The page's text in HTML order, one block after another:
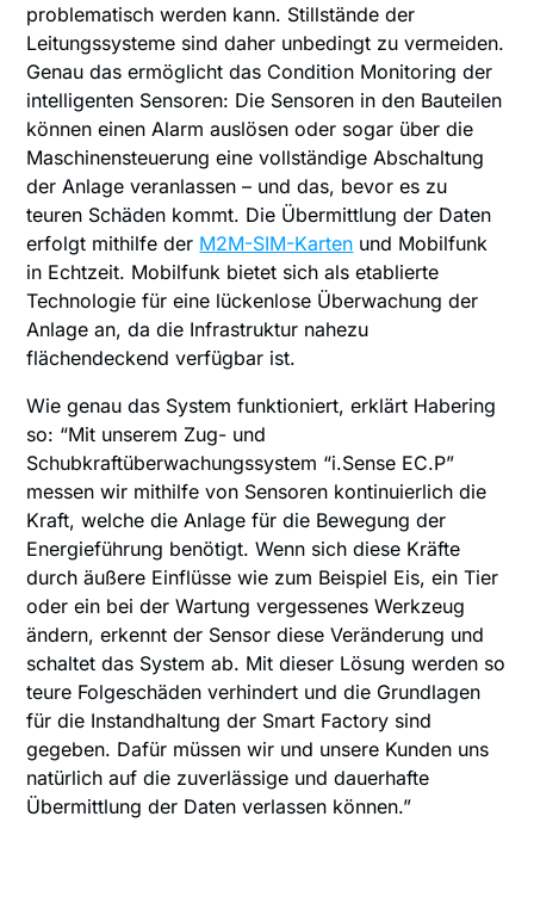
problematisch werden kann. Stillstände der
Leitungssysteme sind daher unbedingt zu vermeiden.
Genau das ermöglicht das Condition Monitoring der
intelligenten Sensoren: Die Sensoren in den Bauteilen
können einen Alarm auslösen oder sogar über die
Maschinensteuerung eine vollständige Abschaltung
der Anlage veranlassen – und das, bevor es zu
teuren Schäden kommt. Die Übermittlung der Daten
erfolgt mithilfe der M2M-SIM-Karten und Mobilfunk
in Echtzeit. Mobilfunk bietet sich als etablierte
Technologie für eine lückenlose Überwachung der
Anlage an, da die Infrastruktur nahezu
flächendeckend verfügbar ist.
Wie genau das System funktioniert, erklärt Habering
so: “Mit unserem Zug- und
Schubkraftüberwachungssystem “i.Sense EC.P”
messen wir mithilfe von Sensoren kontinuierlich die
Kraft, welche die Anlage für die Bewegung der
Energieführung benötigt. Wenn sich diese Kräfte
durch äußere Einflüsse wie zum Beispiel Eis, ein Tier
oder ein bei der Wartung vergessenes Werkzeug
ändern, erkennt der Sensor diese Veränderung und
schaltet das System ab. Mit dieser Lösung werden so
teure Folgeschäden verhindert und die Grundlagen
für die Instandhaltung der Smart Factory sind
gegeben. Dafür müssen wir und unsere Kunden uns
natürlich auf die zuverlässige und dauerhafte
Übermittlung der Daten verlassen können.”